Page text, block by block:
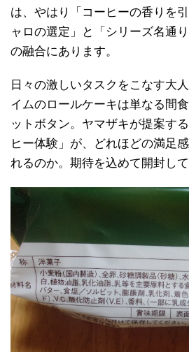
は、やはり「コーヒーの香りを
ャロの選定」と「シリーズ名通
の融合にあります。
日々の激しいタスクをこなす大
イムのロールケーキは単なる間
ットボタン。ヤマザキが提案す
ヒー体験」が、どれほどの満足
れるのか。期待を込めて開封して